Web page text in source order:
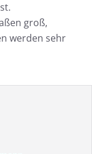
groß,
werden sehr